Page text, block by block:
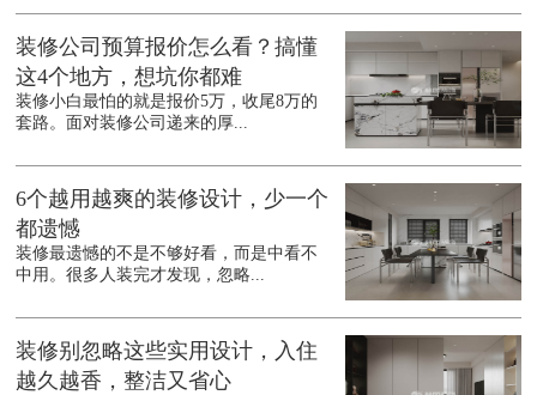
装修公司预算报价怎么看？搞懂
这4个地方，想坑你都难
装修小白最怕的就是报价5万，收尾8万的
套路。面对装修公司递来的厚...
6个越用越爽的装修设计，少一个
都遗憾
装修最遗憾的不是不够好看，而是中看不
中用。很多人装完才发现，忽略...
装修别忽略这些实用设计，入住
越久越香，整洁又省心